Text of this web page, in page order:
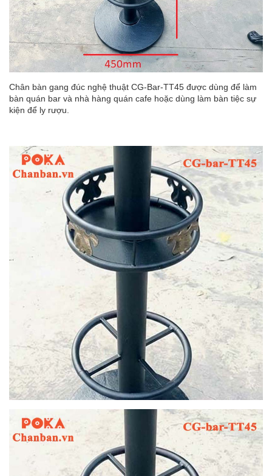
Chân bàn gang đúc nghệ thuật CG-Bar-TT45 được dùng để làm
bàn quán bar và nhà hàng quán cafe hoặc dùng làm bàn tiệc sự
kiện để ly rượu.